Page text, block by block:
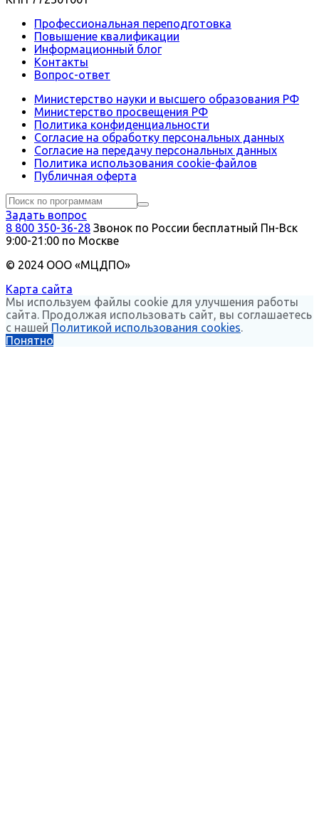
Профессиональная переподготовка
Повышение квалификации
Информационный блог
Контакты
Вопрос-ответ
Министерство науки и высшего образования РФ
Министерство просвещения РФ
Политика конфиденциальности
Согласие на обработку персональных данных
Согласие на передачу персональных данных
Политика использования сookie-файлов
Публичная оферта
Задать вопрос
8 800 350-36-28 Звонок по России бесплатный Пн-Вск
9:00-21:00 по Москве
© 2024 ООО «МЦДПО»
Карта сайта
Мы используем файлы cookie для улучшения работы
сайта. Продолжая использовать сайт, вы соглашаетесь
с нашей Политикой использования cookies.
Понятно